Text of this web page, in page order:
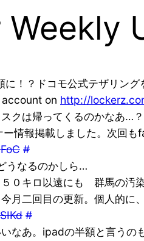
！？ドコモ公式テザリング
on http://
クは帰ってくるのかなあ…
情報掲載しました。次回も
#
うなるのかしら…
０キロ以遠にも 群馬の汚
月二回目の更新。個人的に
#
なあ。ipadの半額と言うの